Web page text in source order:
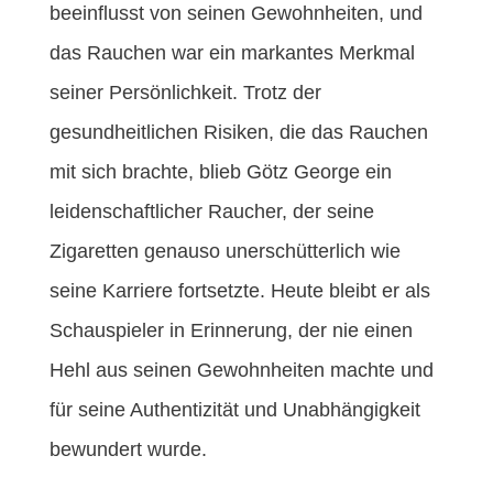
beeinflusst von seinen Gewohnheiten, und
das Rauchen war ein markantes Merkmal
seiner Persönlichkeit. Trotz der
gesundheitlichen Risiken, die das Rauchen
mit sich brachte, blieb Götz George ein
leidenschaftlicher Raucher, der seine
Zigaretten genauso unerschütterlich wie
seine Karriere fortsetzte. Heute bleibt er als
Schauspieler in Erinnerung, der nie einen
Hehl aus seinen Gewohnheiten machte und
für seine Authentizität und Unabhängigkeit
bewundert wurde.